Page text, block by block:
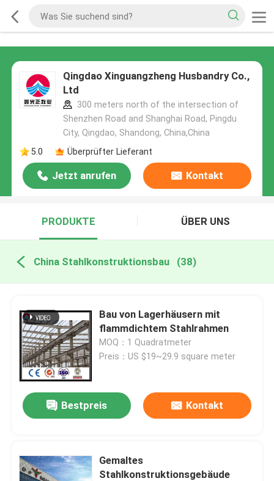
Qingdao Xinguangzheng Husbandry Co.,
Ltd
300 meters north of the intersection of
Shenzhen Road and Shanghai Road, Pingdu
City, Qingdao, Shandong, China,China
5.0
Überprüfter Lieferant
Jetzt anrufen Kontakt
PRODUKTE ÜBER UNS
China Stahlkonstruktionsbau (38)
Bau von Lagerhäusern mit
flammdichtem Stahlrahmen
MOQ：1 Quadratmeter
Preis：US $19~29.9 square meter
Bestpreis Kontakt
Gemaltes
Stahlkonstruktionsgebäude